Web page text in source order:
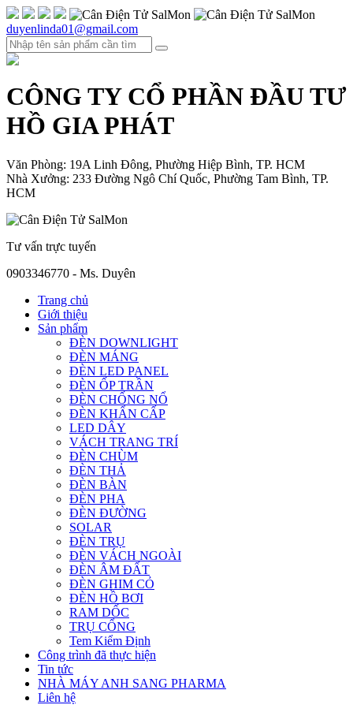
duyenlinda01@gmail.com
CÔNG TY CỔ PHẦN ĐẦU TƯ
HỒ GIA PHÁT
Văn Phòng: 19A Linh Đông, Phường Hiệp Bình, TP. HCM
Nhà Xưởng: 233 Đường Ngô Chí Quốc, Phường Tam Bình, TP.
HCM
Tư vấn trực tuyến
0903346770 - Ms. Duyên
Trang chủ
Giới thiệu
Sản phẩm
ĐÈN DOWNLIGHT
ĐÈN MÁNG
ĐÈN LED PANEL
ĐÈN ỐP TRẦN
ĐÈN CHỐNG NỔ
ĐÈN KHẨN CẤP
LED DÂY
VÁCH TRANG TRÍ
ĐÈN CHÙM
ĐÈN THẢ
ĐÈN BÀN
ĐÈN PHA
ĐÈN ĐƯỜNG
SOLAR
ĐÈN TRỤ
ĐÈN VÁCH NGOÀI
ĐÈN ÂM ĐẤT
ĐÈN GHIM CỎ
ĐÈN HỒ BƠI
RAM DỐC
TRỤ CỔNG
Tem Kiểm Định
Công trình đã thực hiện
Tin tức
NHÀ MÁY ANH SANG PHARMA
Liên hệ